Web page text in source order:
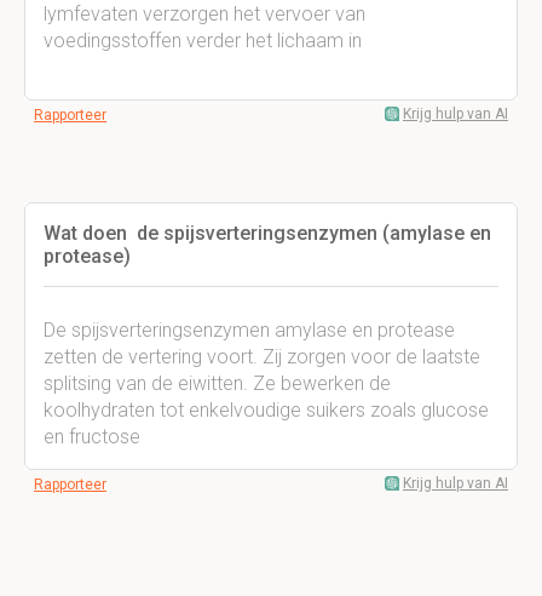
lymfevaten verzorgen het vervoer van
voedingsstoffen verder het lichaam in
Rapporteer Krijg hulp van AI
Wat doen de spijsverteringsenzymen (amylase en
protease)
De spijsverteringsenzymen amylase en protease
zetten de vertering voort. Zij zorgen voor de laatste
splitsing van de eiwitten. Ze bewerken de
koolhydraten tot enkelvoudige suikers zoals glucose
en fructose
Rapporteer Krijg hulp van AI